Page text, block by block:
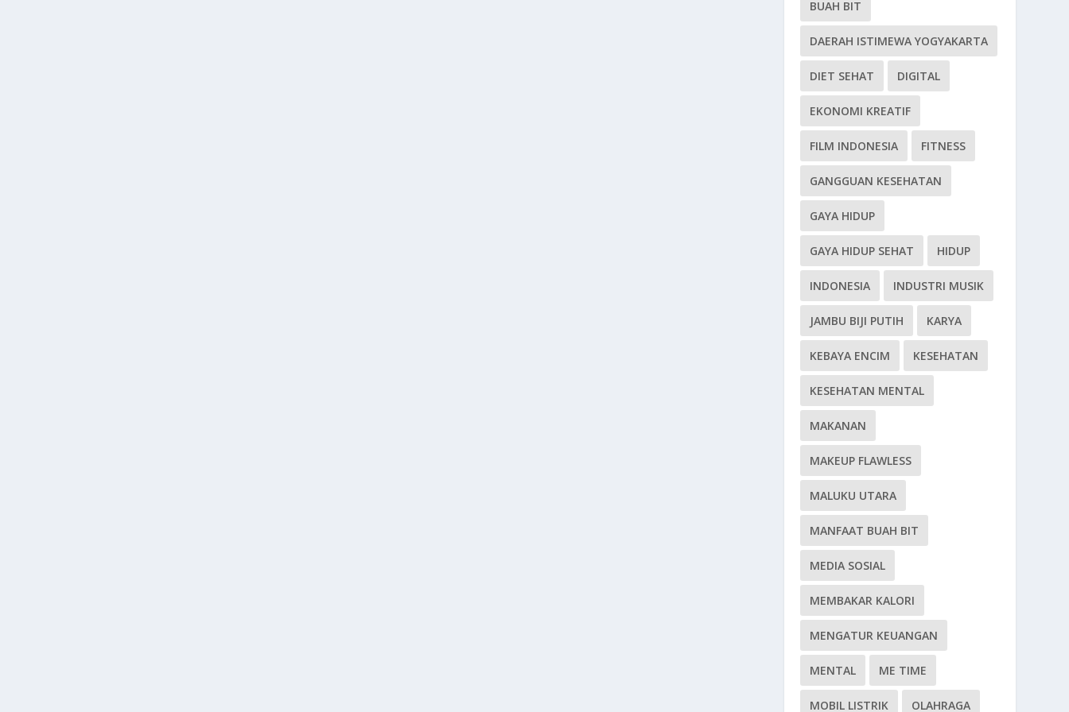
BUAH BIT
DAERAH ISTIMEWA YOGYAKARTA
DIET SEHAT DIGITAL
EKONOMI KREATIF
FILM INDONESIA FITNESS
GANGGUAN KESEHATAN
GAYA HIDUP
GAYA HIDUP SEHAT HIDUP
INDONESIA INDUSTRI MUSIK
JAMBU BIJI PUTIH KARYA
KEBAYA ENCIM KESEHATAN
KESEHATAN MENTAL
MAKANAN
MAKEUP FLAWLESS
MALUKU UTARA
MANFAAT BUAH BIT
MEDIA SOSIAL
MEMBAKAR KALORI
MENGATUR KEUANGAN
MENTAL ME TIME
MOBIL LISTRIK OLAHRAGA